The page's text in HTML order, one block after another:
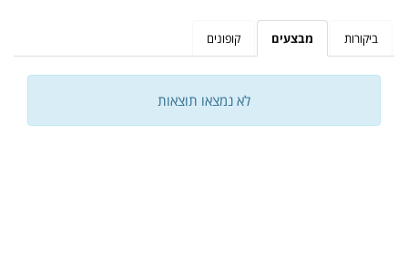
ביקורות מבצעים קופונים
לא נמצאו תוצאות